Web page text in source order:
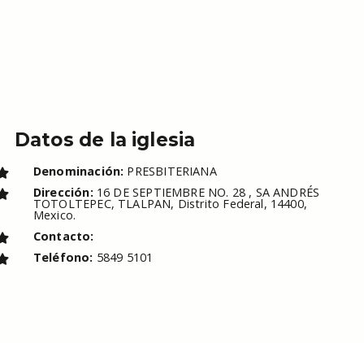
Datos de la iglesia
Denominación: PRESBITERIANA
Dirección: 16 DE SEPTIEMBRE NO. 28 , SA ANDRÉS
TOTOLTEPEC, TLALPAN, Distrito Federal, 14400,
Mexico.
Contacto:
Teléfono: 5849 5101